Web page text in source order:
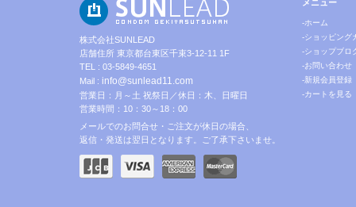
株式会社SUNLEAD
店舗住所 東京都台東区千束3-12-11 1F
TEL : 03-5849-4651
Mail : info@sunlead11.com
営業日：月～土 祝祭日／休日：木、日曜日
営業時間：10：30～18：00
メールでのお問合せ・ご注文が休日の場合、
返信・発送は翌日となります。ご了承下さいませ。
メニュー
-ホーム
-ショッピング
-ショップブロ
-お問い合わせ
-新規会員登録
-カートを見る